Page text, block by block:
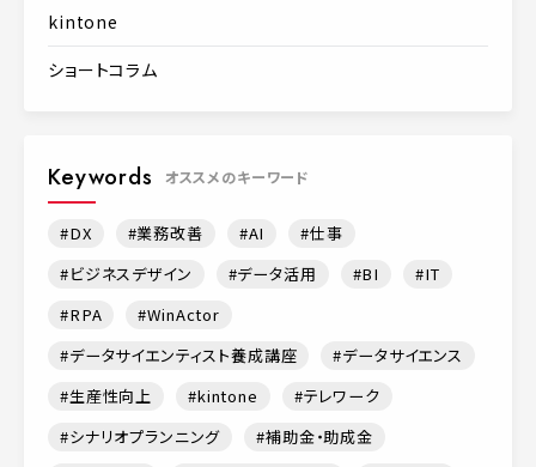
kintone
ショートコラム
Keywords オススメのキーワード
DX 業務改善 AI
仕事
ビジネスデザイン
データ活用 BI
IT
RPA
WinActor
データサイエンティスト養成講座
データサイエンス
生産性向上
kintone
テレワーク
シナリオプランニング
補助金・助成金